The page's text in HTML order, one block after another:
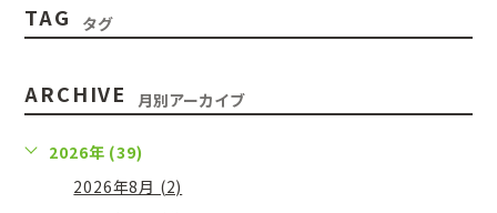
TAG タグ
ARCHIVE 月別アーカイブ
2026年 (39)
2026年8月 (2)